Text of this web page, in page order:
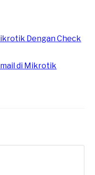
Dengan Check
di Mikrotik